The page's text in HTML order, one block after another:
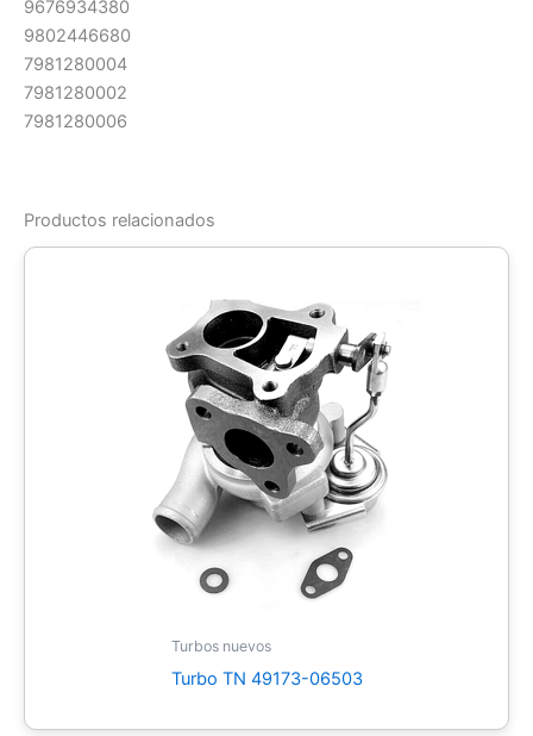
9676934380
9802446680
7981280004
7981280002
7981280006
Productos relacionados
Turbos nuevos
Turbo TN 49173-06503